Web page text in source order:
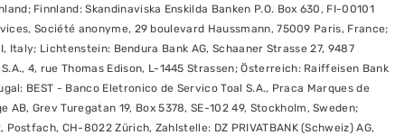
Finnland: Skandinaviska Enskilda Banken P.O. Box 630, FI-00101
Société anonyme, 29 boulevard Haussmann, 75009 Paris, France;
Lichtenstein: Bendura Bank AG, Schaaner Strasse 27, 9487
4, rue Thomas Edison, L-1445 Strassen; Österreich: Raiffeisen Bank
BEST - Banco Eletronico de Servico Toal S.A., Praca Marques de
AB, Grev Turegatan 19, Box 5378, SE-102 49, Stockholm, Sweden;
CH-8022 Zürich, Zahlstelle: DZ PRIVATBANK (Schweiz) AG,